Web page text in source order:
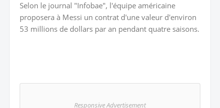
Selon le journal "Infobae", l'équipe américaine
proposera à Messi un contrat d'une valeur d'environ
53 millions de dollars par an pendant quatre saisons.
Responsive Advertisement